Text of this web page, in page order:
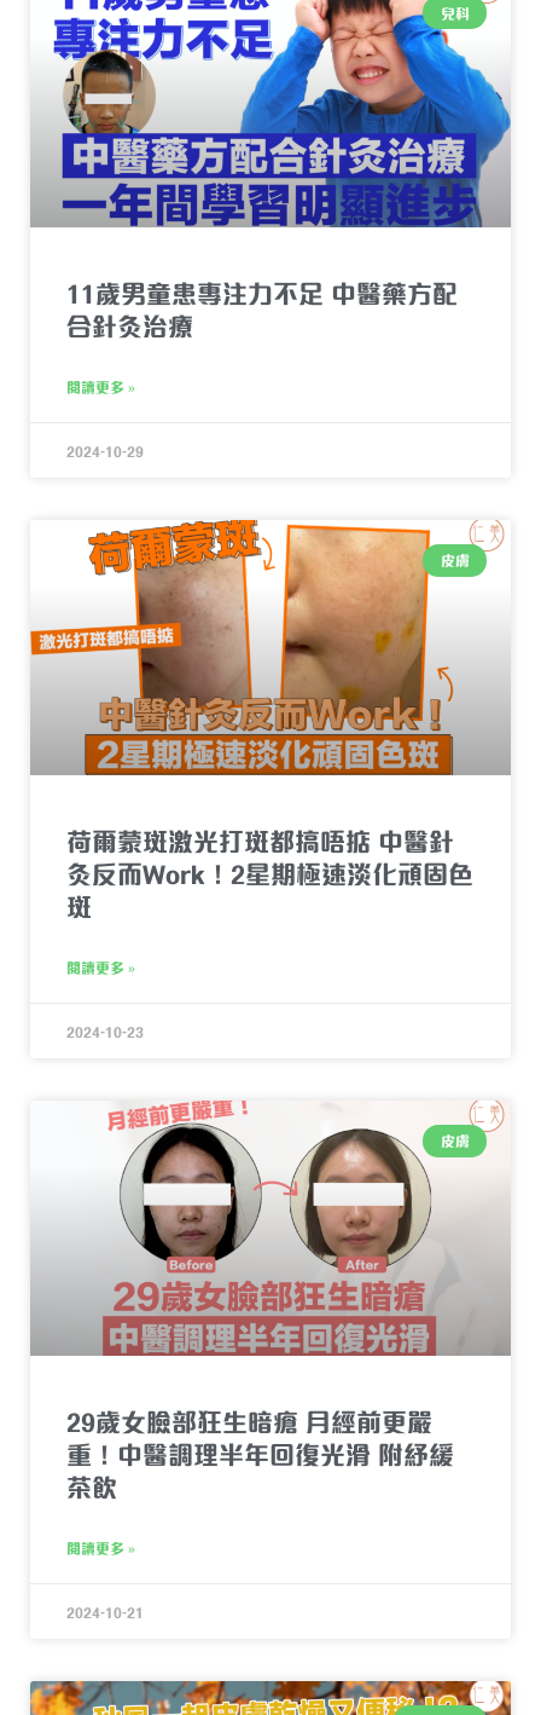
兒科
11歲男童患專注力不足 中醫藥方配
合針灸治療
閱讀更多 »
2024-10-29
皮膚
荷爾蒙斑激光打斑都搞唔掂 中醫針
灸反而Work！2星期極速淡化頑固色
斑
閱讀更多 »
2024-10-23
皮膚
29歲女臉部狂生暗瘡 月經前更嚴
重！中醫調理半年回復光滑 附紓緩
茶飲
閱讀更多 »
2024-10-21